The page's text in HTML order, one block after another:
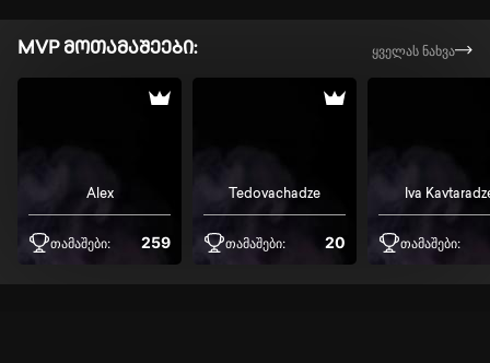
MVP მოთამაშეები: ყველას ნახვა
Alex
თამაშები: 259
Tedovachadze
თამაშები: 20
Iva
თამაშები: